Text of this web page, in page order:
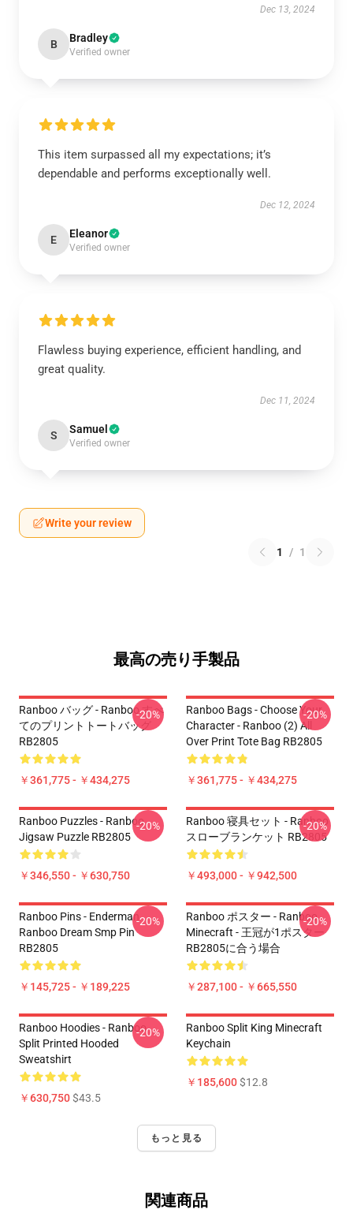
Dec 13, 2024
B Bradley
Verified owner
This item surpassed all my expectations; it’s
dependable and performs exceptionally well.
Dec 12, 2024
E Eleanor
Verified owner
Flawless buying experience, efficient handling, and
great quality.
Dec 11, 2024
S Samuel
Verified owner
Write your review
1 / 1
最高の売り手製品
Ranboo バッグ - Ranboo すべ
てのプリントトートバッグ
RB2805
￥361,775 - ￥434,275
-20%
Ranboo Bags - Choose Your
Character - Ranboo (2) All
Over Print Tote Bag RB2805
￥361,775 - ￥434,275
-20%
Ranboo Puzzles - Ranboo
Jigsaw Puzzle RB2805
￥346,550 - ￥630,750
-20%
Ranboo 寝具セット - Ranboo
スローブランケット RB2805
￥493,000 - ￥942,500
-20%
Ranboo Pins - Enderman
Ranboo Dream Smp Pin
RB2805
￥145,725 - ￥189,225
-20%
Ranboo ポスター - Ranboo
Minecraft - 王冠が1ポスター
RB2805に合う場合
￥287,100 - ￥665,550
-20%
Ranboo Hoodies - Ranboo
Split Printed Hooded
Sweatshirt
￥630,750$43.5
-20%
Ranboo Split King Minecraft
Keychain
￥185,600$12.8
もっと見る
関連商品